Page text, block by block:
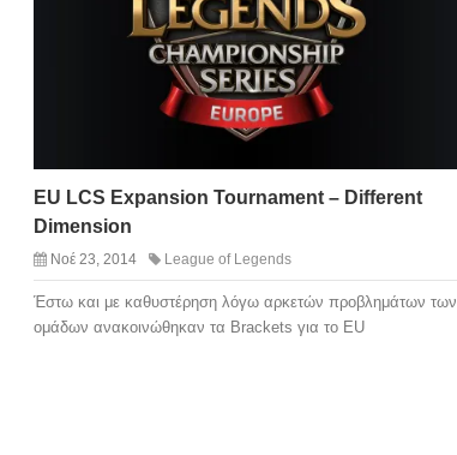
EU LCS Expansion Tournament – Different
Dimension
Νοέ 23, 2014 League of Legends
Έστω και με καθυστέρηση λόγω αρκετών προβλημάτων των
ομάδων ανακοινώθηκαν τα Brackets για το EU